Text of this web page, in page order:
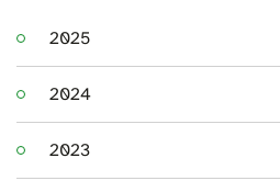
2025
2024
2023